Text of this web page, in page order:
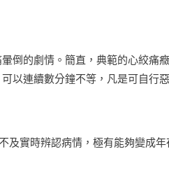
倒的劇情。簡直，典範的心絞痛
以連續數分鐘不等，凡是可自行
及實時辨認病情，極有能夠變成年